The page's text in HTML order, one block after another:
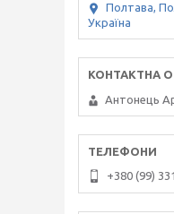
Полтава,
Україна
Антонець
+380 (99)